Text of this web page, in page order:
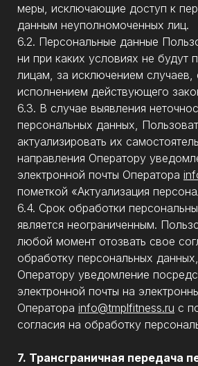
меры, исключающие доступ к
данным неуполномоченных лиц.
6.2. Персональные данные
ни при каких условиях не будут
лицам, за исключением случаев,
исполнением действующего
6.3. В случае выявления
персональных данных,
актуализировать их
направления Оператору
электронной почты Оператора
пометкой «Актуализация
6.4. Срок обработки
является неограниченным.
любой момент отозвать свое
обработку персональных
Оператору уведомление
электронной почты на
Оператора info@tmplfitness.ru с
согласия на обработку
7. Трансграничная передача